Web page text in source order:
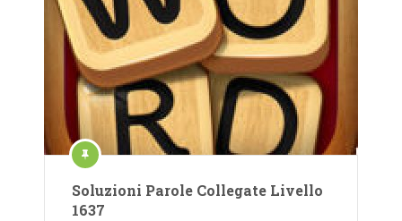
Soluzioni Parole Collegate Livello
1637